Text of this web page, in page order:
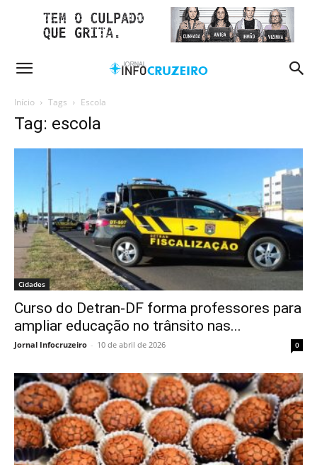
Início Tags Escola
Tag: escola
Cidades
Curso do Detran-DF forma professores para
ampliar educação no trânsito nas...
Jornal Infocruzeiro - 10 de abril de 2026 0